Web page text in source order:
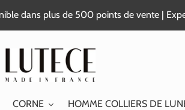
dans plus de 500 points de vente |
CORNE HOMME COLLIERS DE